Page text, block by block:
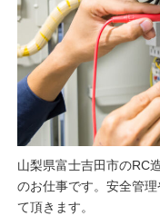
山梨県富士吉田市のRC
のお仕事です。安全管
て頂きます。